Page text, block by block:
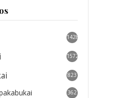
1428
1572
823
362